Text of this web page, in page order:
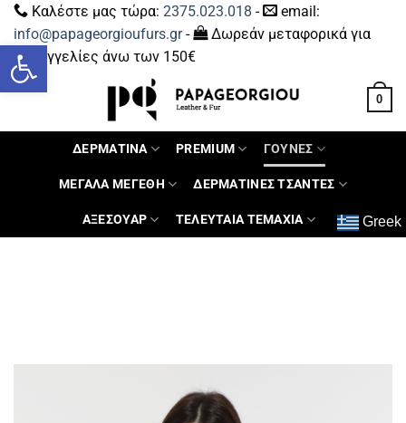
Ανοίξτε τη γραμμή εργαλείων
Καλέστε μας τώρα: 2375.023.018 -
email:
info@papageorgioufurs.gr-
Δωρεάν μεταφορικά για
παραγγελίες άνω των 150€
0
ΔΕΡΜΑΤΙΝΑ PREMIUM ΓΟΥΝΕΣ
ΜΕΓΑΛΑ ΜΕΓΕΘΗ ΔΕΡΜΑΤΙΝΕΣ ΤΣΑΝΤΕΣ
ΑΞΕΣΟΥΑΡ ΤΕΛΕΥΤΑΙΑ ΤΕΜΑΧΙΑ Greek